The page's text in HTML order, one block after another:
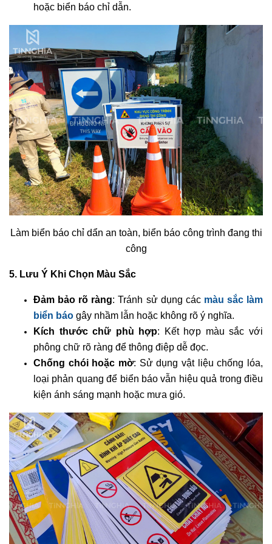
hoặc biển báo chỉ dẫn.
Làm biển báo chỉ dẩn an toàn, biển báo công trình đang thi
công
5. Lưu Ý Khi Chọn Màu Sắc
Đảm bảo rõ ràng: Tránh sử dụng các màu sắc làm
biển báo gây nhầm lẫn hoặc không rõ ý nghĩa.
Kích thước chữ phù hợp: Kết hợp màu sắc với
phông chữ rõ ràng để thông điệp dễ đọc.
Chống chói hoặc mờ: Sử dụng vật liệu chống lóa,
loại phản quang để biển báo vẫn hiệu quả trong điều
kiện ánh sáng mạnh hoặc mưa gió.